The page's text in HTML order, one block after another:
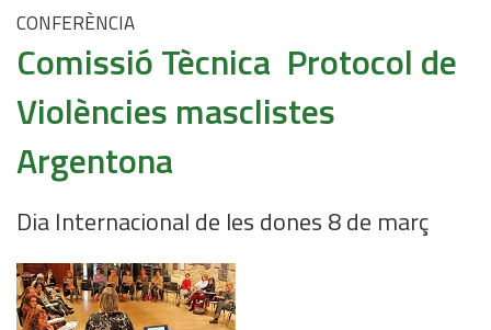
CONFERÈNCIA
Comissió Tècnica Protocol de
Violències masclistes
Argentona
Dia Internacional de les dones 8 de març